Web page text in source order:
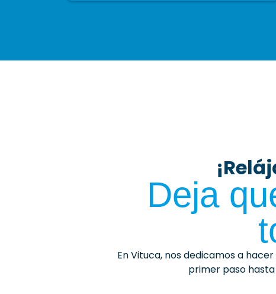
Deja
En Vituca, nos dedicamos a
primer paso